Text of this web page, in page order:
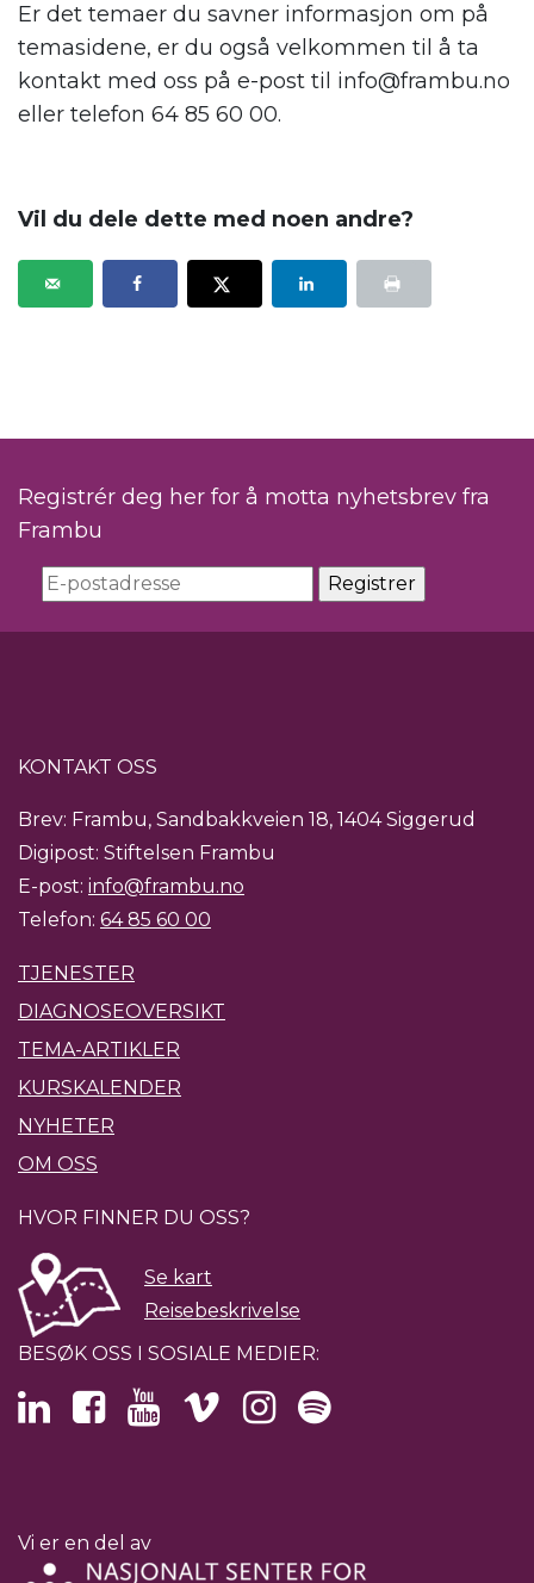
Er det temaer du savner informasjon om på
temasidene, er du også velkommen til å ta
kontakt med oss på e-post til info@frambu.no
eller telefon 64 85 60 00.
Vil du dele dette med noen andre?
Registrér deg her for å motta nyhetsbrev fra
Frambu
KONTAKT OSS
Brev: Frambu, Sandbakkveien 18, 1404 Siggerud
Digipost: Stiftelsen Frambu
E-post: info@frambu.no
Telefon: 64 85 60 00
TJENESTER
DIAGNOSEOVERSIKT
TEMA-ARTIKLER
KURSKALENDER
NYHETER
OM OSS
HVOR FINNER DU OSS?
Se kart
Reisebeskrivelse
BESØK OSS I SOSIALE MEDIER:
Vi er en del av